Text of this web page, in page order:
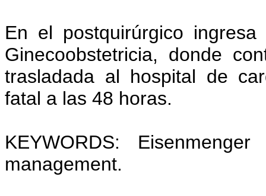
En el postquirúrgico
Ginecoobstetricia, donde
trasladada al hospital de
fatal a las 48 horas.
KEYWORDS:
management.